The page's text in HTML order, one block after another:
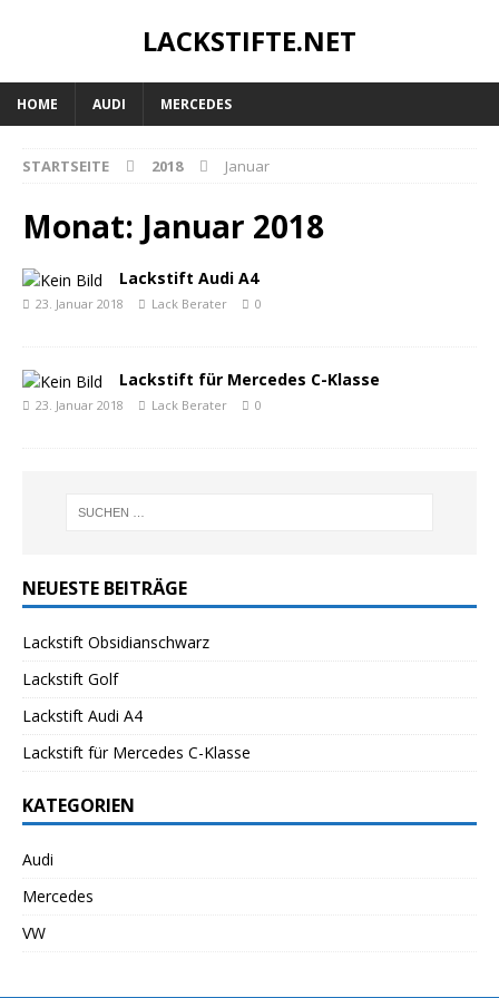
LACKSTIFTE.NET
HOME AUDI MERCEDES
STARTSEITE 2018 Januar
Monat: Januar 2018
Lackstift Audi A4
23. Januar 2018 Lack Berater 0
Lackstift für Mercedes C-Klasse
23. Januar 2018 Lack Berater 0
NEUESTE BEITRÄGE
Lackstift Obsidianschwarz
Lackstift Golf
Lackstift Audi A4
Lackstift für Mercedes C-Klasse
KATEGORIEN
Audi
Mercedes
VW